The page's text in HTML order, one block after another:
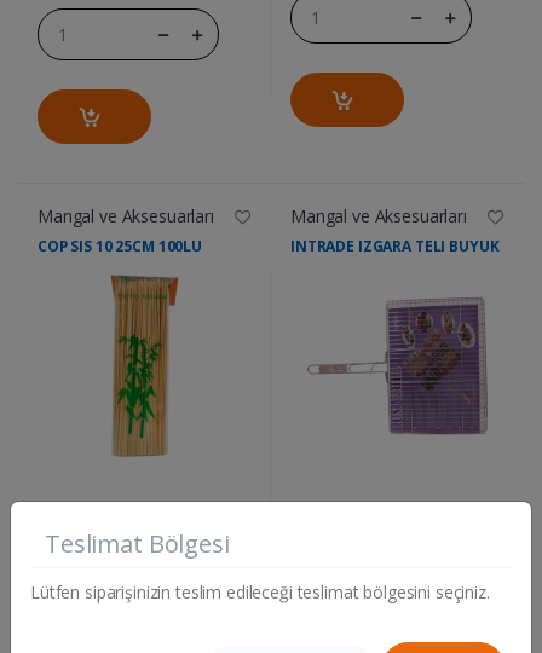
Mangal ve Aksesuarları
COP SIS 10 25CM 100LU
....
Adet
Mangal ve Aksesuarları
INTRADE IZGARA TELI BUYUK
....
Teslimat Bölgesi
Lütfen siparişinizin teslim edileceği teslimat bölgesini seçiniz.